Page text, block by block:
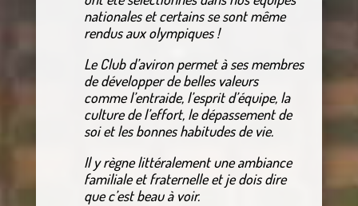
nationales et certains se sont même
rendus aux olympiques !
Le Club d’aviron permet à ses membres
de développer de belles valeurs
comme l’entraide, l’esprit d’équipe, la
culture de l’effort, le dépassement de
soi et les bonnes habitudes de vie.
Il y règne littéralement une ambiance
familiale et fraternelle et je dois dire
que c’est beau à voir.